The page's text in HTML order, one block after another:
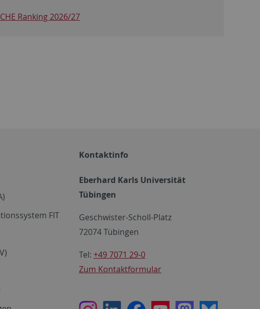
Ranking 2026/27
FIT
Kontaktinfo
Eberhard Karls Universität
Tübingen
Geschwister-Scholl-Platz
72074 Tübingen
Tel: +49 7071 29-0
Zum Kontaktformular